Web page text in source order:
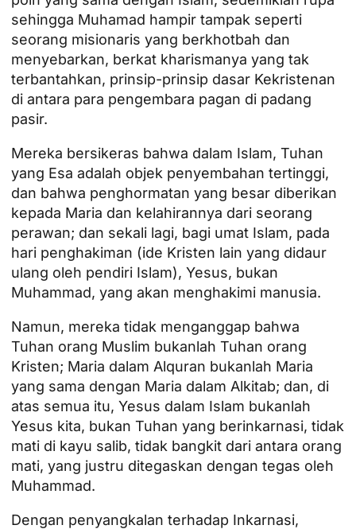
sehingga Muhamad hampir tampak seperti
seorang misionaris yang berkhotbah dan
menyebarkan, berkat kharismanya yang tak
terbantahkan, prinsip-prinsip dasar Kekristenan
di antara para pengembara pagan di padang
pasir.
Mereka bersikeras bahwa dalam Islam, Tuhan
yang Esa adalah objek penyembahan tertinggi,
dan bahwa penghormatan yang besar diberikan
kepada Maria dan kelahirannya dari seorang
perawan; dan sekali lagi, bagi umat Islam, pada
hari penghakiman (ide Kristen lain yang didaur
ulang oleh pendiri Islam), Yesus, bukan
Muhammad, yang akan menghakimi manusia.
Namun, mereka tidak menganggap bahwa
Tuhan orang Muslim bukanlah Tuhan orang
Kristen; Maria dalam Alquran bukanlah Maria
yang sama dengan Maria dalam Alkitab; dan, di
atas semua itu, Yesus dalam Islam bukanlah
Yesus kita, bukan Tuhan yang berinkarnasi, tidak
mati di kayu salib, tidak bangkit dari antara orang
mati, yang justru ditegaskan dengan tegas oleh
Muhammad.
Dengan penyangkalan terhadap Inkarnasi,